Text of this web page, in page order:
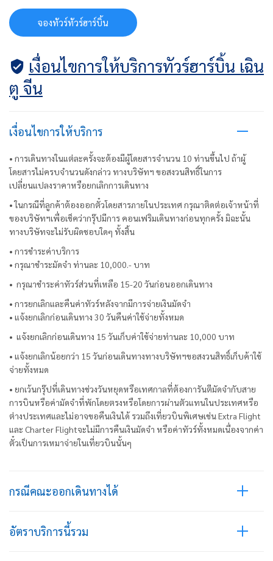
จองทัวร์ทัวร์ฮาร์บิ้น
เงื่อนไขการให้บริการทัวร์ฮาร์บิ้น เฉิน
ตู จีน
เงื่อนไขการให้บริการ
• การเดินทางในแต่ละครั้งจะต้องมีผู้โดยสารจำนวน 10 ท่านขึ้นไป ถ้าผู้
โดยสารไม่ครบจำนวนดังกล่าว ทางบริษัทฯ ขอสงวนสิทธิ์ในการ
เปลี่ยนแปลงราคาหรือยกเลิกการเดินทาง
• ในกรณีที่ลูกค้าต้องออกตั๋วโดยสารภายในประเทศ กรุณาติดต่อเจ้าหน้าที่
ของบริษัทฯเพื่อเช็คว่ากรุ๊ปมีการ คอนเฟริมเดินทางก่อนทุกครั้ง มิฉะนั้น
ทางบริษัทจะไม่รับผิดชอบใดๆ ทั้งสิ้น
• การชำระค่าบริการ
• กรุณาชำระมัดจำ ท่านละ 10,000.- บาท
• กรุณาชำระค่าทัวร์ส่วนที่เหลือ 15-20 วันก่อนออกเดินทาง
• การยกเลิกและคืนค่าทัวร์หลังจากมีการจ่ายเงินมัดจำ
• แจ้งยกเลิกก่อนเดินทาง 30 วันคืนค่าใช้จ่ายทั้งหมด
• แจ้งยกเลิกก่อนเดินทาง 15 วันเก็บค่าใช้จ่ายท่านละ 10,000 บาท
• แจ้งยกเลิกน้อยกว่า 15 วันก่อนเดินทางทางบริษัทฯขอสงวนสิทธิ์เก็บค้าใช้
จ่ายทั้งหมด
• ยกเว้นกรุ๊ปที่เดินทางช่วงวันหยุดหรือเทศกาลที่ต้องการันตีมัดจำกับสาย
การบินหรือค่ามัดจำที่พักโดยตรงหรือโดยการผ่านตัวแทนในประเทศหรือ
ต่างประเทศและไม่อาจขอคืนเงินได้ รวมถึงเที่ยวบินพิเศษเช่น Extra Flight
และ Charter Flightจะไม่มีการคืนเงินมัดจำ หรือค่าทัวร์ทั้งหมดเนื่องจากค่า
ตั๋วเป็นการเหมาจ่ายในเที่ยวบินนั้นๆ
กรณีคณะออกเดินทางได้
อัตราบริการนี้รวม